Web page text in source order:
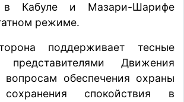
в Кабуле и Мазари-Шарифе
режиме.
поддерживает тесные
Движения
вопросам обеспечения охраны
спокойствия в